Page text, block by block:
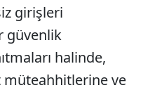
girişleri
güvenlik
halinde,
müteahhitlerine ve